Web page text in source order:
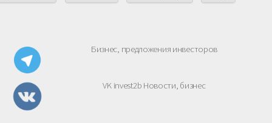
Бизнес, предложения инвесторов
VK invest2b Новости, бизнес